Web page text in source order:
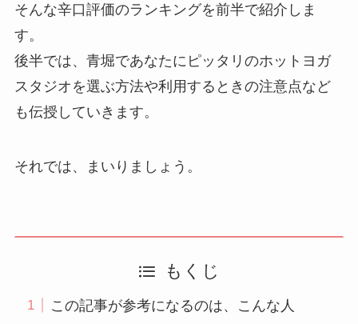
そんな辛口評価のランキングを前半で紹介しま
す。
後半では、青堀であなたにピッタリのホットヨガ
スタジオを選ぶ方法や利用するときの注意点など
も伝授していきます。
それでは、まいりましょう。
もくじ
この記事が参考になるのは、こんな人